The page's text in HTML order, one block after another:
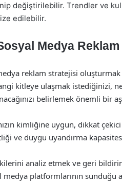
değiştirilebilir. Trendler ve
edilebilir.
Medya
reklam stratejisi
kitleye ulaşmak istediğinizi,
belirlemek önemli bir
kimliğine uygun, dikkat
ve duygu uyandırma
analiz etmek ve geri
medya platformlarının sunduğu